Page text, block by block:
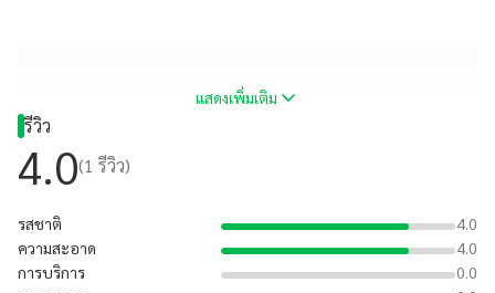
แสดงเพิ่มเติม
รีวิว
4.0(1 รีวิว)
รสชาติ
4.0
ความสะอาด
4.0
การบริการ
0.0